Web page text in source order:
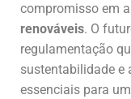
compromisso em
renováveis. O
regulamentação
sustentabilidade e
essenciais para